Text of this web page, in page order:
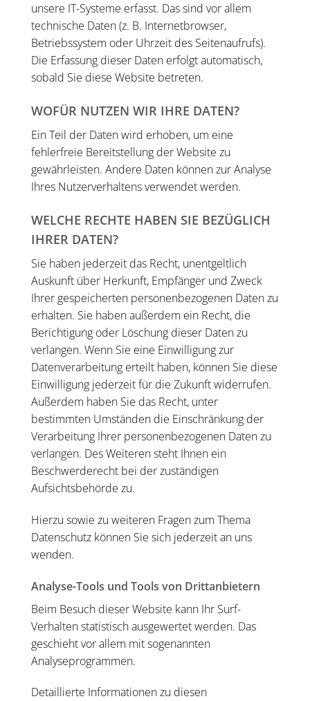
unsere IT-Systeme erfasst. Das sind vor allem
technische Daten (z. B. Internetbrowser,
Betriebssystem oder Uhrzeit des Seitenaufrufs).
Die Erfassung dieser Daten erfolgt automatisch,
sobald Sie diese Website betreten.
WOFÜR NUTZEN WIR IHRE DATEN?
Ein Teil der Daten wird erhoben, um eine
fehlerfreie Bereitstellung der Website zu
gewährleisten. Andere Daten können zur Analyse
Ihres Nutzerverhaltens verwendet werden.
WELCHE RECHTE HABEN SIE BEZÜGLICH
IHRER DATEN?
Sie haben jederzeit das Recht, unentgeltlich
Auskunft über Herkunft, Empfänger und Zweck
Ihrer gespeicherten personenbezogenen Daten zu
erhalten. Sie haben außerdem ein Recht, die
Berichtigung oder Löschung dieser Daten zu
verlangen. Wenn Sie eine Einwilligung zur
Datenverarbeitung erteilt haben, können Sie diese
Einwilligung jederzeit für die Zukunft widerrufen.
Außerdem haben Sie das Recht, unter
bestimmten Umständen die Einschränkung der
Verarbeitung Ihrer personenbezogenen Daten zu
verlangen. Des Weiteren steht Ihnen ein
Beschwerderecht bei der zuständigen
Aufsichtsbehörde zu.
Hierzu sowie zu weiteren Fragen zum Thema
Datenschutz können Sie sich jederzeit an uns
wenden.
Analyse-Tools und Tools von Dritt­anbietern
Beim Besuch dieser Website kann Ihr Surf-
Verhalten statistisch ausgewertet werden. Das
geschieht vor allem mit sogenannten
Analyseprogrammen.
Detaillierte Informationen zu diesen